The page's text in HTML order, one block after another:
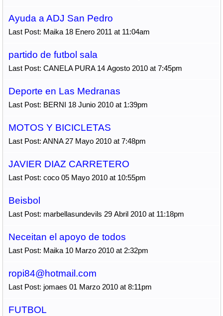
Ayuda a ADJ San Pedro
Last Post: Maika 18 Enero 2011 at 11:04am
partido de futbol sala
Last Post: CANELA PURA 14 Agosto 2010 at 7:45pm
Deporte en Las Medranas
Last Post: BERNI 18 Junio 2010 at 1:39pm
MOTOS Y BICICLETAS
Last Post: ANNA 27 Mayo 2010 at 7:48pm
JAVIER DIAZ CARRETERO
Last Post: coco 05 Mayo 2010 at 10:55pm
Beisbol
Last Post: marbellasundevils 29 Abril 2010 at 11:18pm
Neceitan el apoyo de todos
Last Post: Maika 10 Marzo 2010 at 2:32pm
ropi84@hotmail.com
Last Post: jomaes 01 Marzo 2010 at 8:11pm
FUTBOL